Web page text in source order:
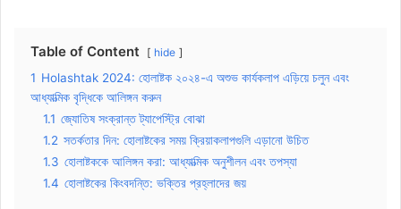
Table of Content hide
1 Holashtak 2024: হোলাষ্টক ২০২৪-এ অশুভ কার্যকলাপ এড়িয়ে চলুন এবং
আধ্যাত্মিক বৃদ্ধিকে আলিঙ্গন করুন
1.1 জ্যোতিষ সংক্রান্ত ট্যাপেস্ট্রি বোঝা
1.2 সতর্কতার দিন: হোলাষ্টকের সময় ক্রিয়াকলাপগুলি এড়ানো উচিত
1.3 হোলাষ্টককে আলিঙ্গন করা: আধ্যাত্মিক অনুশীলন এবং তপস্যা
1.4 হোলাষ্টকের কিংবদন্তি: ভক্তির প্রহ্লাদের জয়